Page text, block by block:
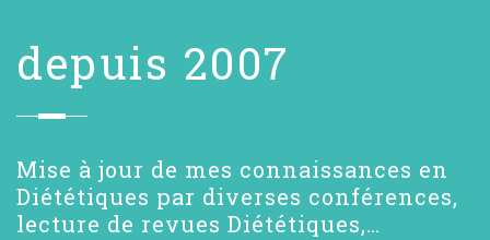
depuis 2007
Mise à jour de mes connaissances en
Diététiques par diverses conférences,
lecture de revues Diététiques,…